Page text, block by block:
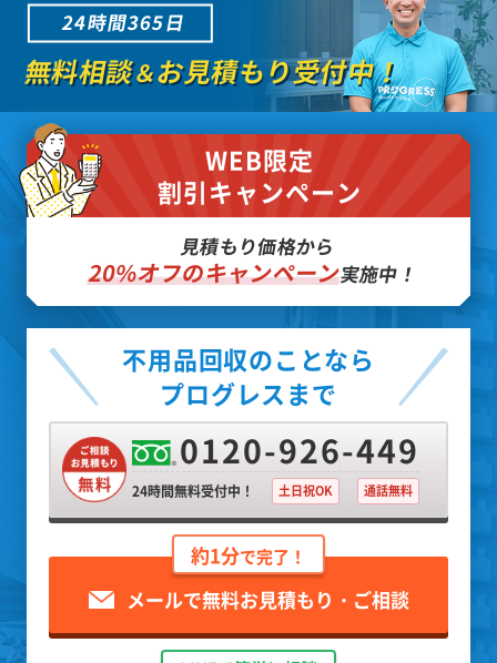
24時間365日
無料相談＆お見積もり受付中！
WEB限定
割引キャンペーン
見積もり価格から
20%オフのキャンペーン実施中！
不用品回収のことなら
プログレスまで
0120-926-449
24時間無料受付中！ 土日祝OK 通話無料
約1分で完了！
メールで無料お見積もり・ご相談